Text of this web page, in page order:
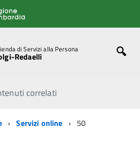
di Servizi alla Persona
Redaelli
correlati
Servizi online 50